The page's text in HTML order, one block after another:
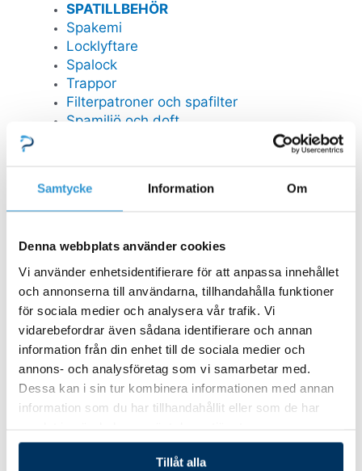
Samtycke Information Om
Denna webbplats använder cookies
Vi använder enhetsidentifierare för att anpassa innehållet
och annonserna till användarna, tillhandahålla funktioner
för sociala medier och analysera vår trafik. Vi
vidarebefordrar även sådana identifierare och annan
information från din enhet till de sociala medier och
annons- och analysföretag som vi samarbetar med.
Dessa kan i sin tur kombinera informationen med annan
information som du har tillhandahållit eller som de har
Tillåt alla
SPATILLBEHÖR
Spakemi
Locklyftare
Spalock
Trappor
Filterpatroner och spafilter
Spamiljö och doft
FYNDHÖRNA
Reservdelar
Stäng Reservdelar Öppna Reservdelar
RESERVDELAR POOL
Mät och doserutrustning
Poolstädare
Stegar
Bräddavlopp inlop
GULLBERG JANSSON RESERVDELAR
Pooltak Leia
Pooltak Nova Comfort